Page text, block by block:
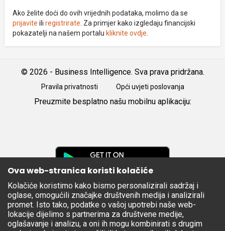
Ako želite doći do ovih vrijednih podataka, molimo da se
prijavite ili registrirate . Za primjer kako izgledaju financijski
pokazatelji na našem portalu kliknite ovdje
© 2026 - Business Intelligence. Sva prava pridržana.
Pravila privatnosti Opći uvjeti poslovanja
Preuzmite besplatno našu mobilnu aplikaciju:
Apple
Store
Ova web-stranica koristi kolačiće
Kolačiće koristimo kako bismo personalizirali sadržaj i
oglase, omogućili značajke društvenih medija i analizirali
promet. Isto tako, podatke o vašoj upotrebi naše web-
lokacije dijelimo s partnerima za društvene medije,
oglašavanje i analizu, a oni ih mogu kombinirati s drugim